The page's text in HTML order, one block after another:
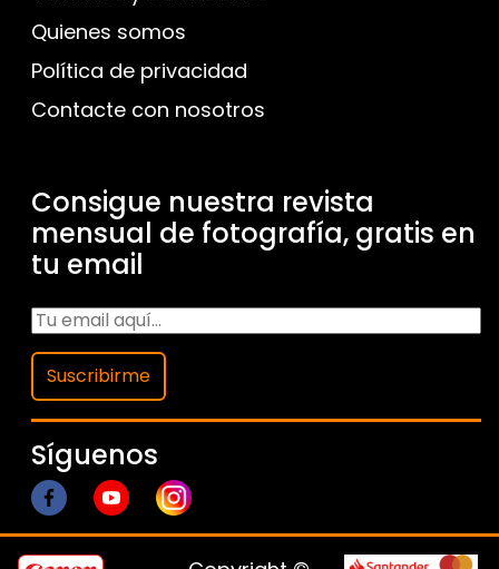
Quienes somos
Política de privacidad
Contacte con nosotros
Consigue nuestra revista
mensual de fotografía, gratis en
tu email
Suscribirme
Síguenos